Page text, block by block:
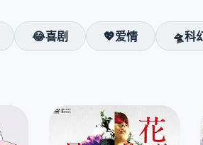
😂喜剧 💖爱情 🛸科